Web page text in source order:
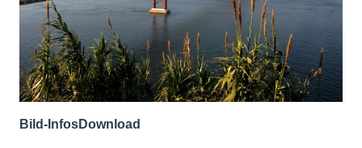
Bild-InfosDownload